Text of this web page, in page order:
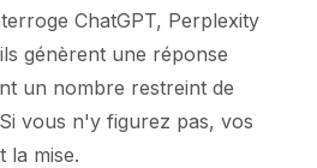
ChatGPT, Perplexity
génèrent une réponse
un nombre restreint de
vous n'y figurez pas, vos
la mise.